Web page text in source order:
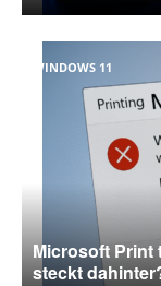
WINDOWS 11
Microsoft Print
steckt